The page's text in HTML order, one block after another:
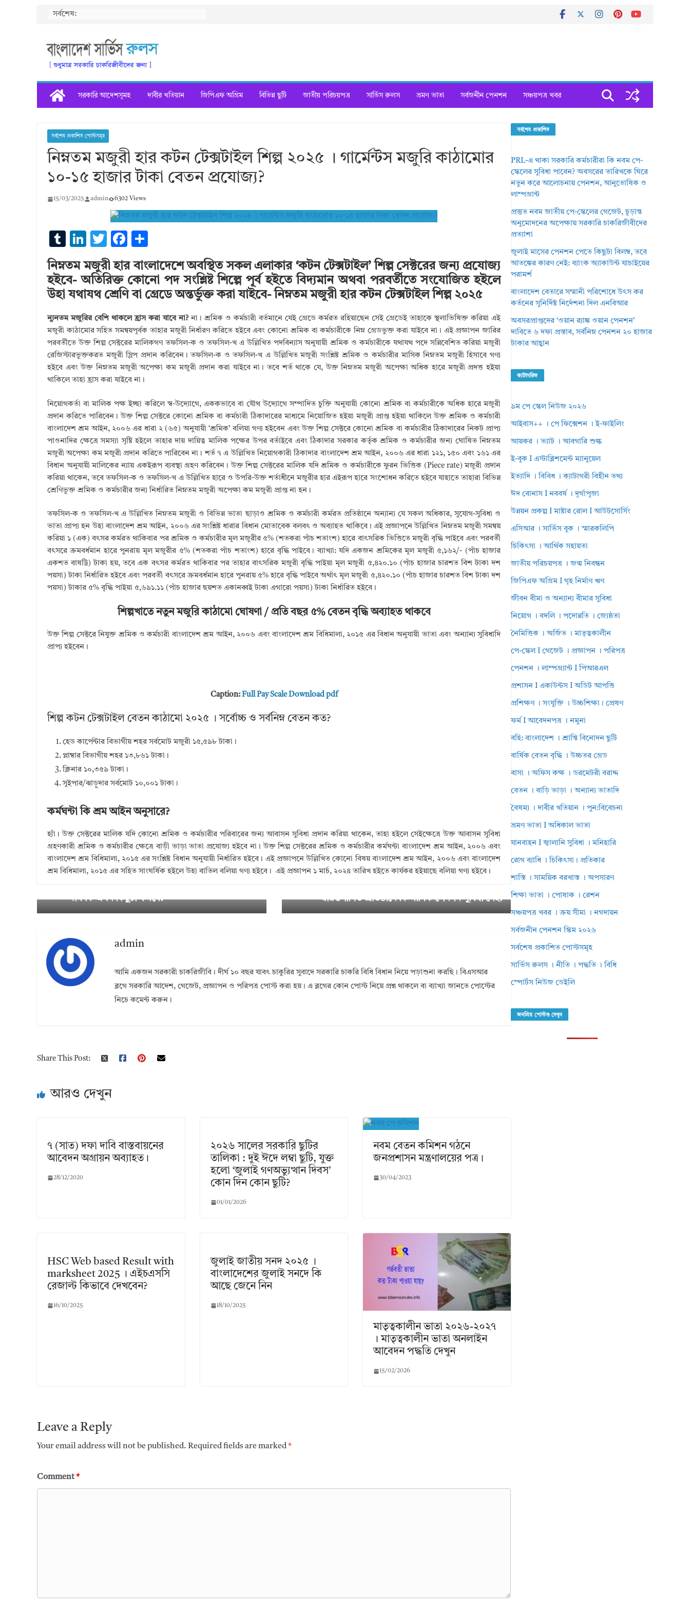
সর্বশেষ:
সরকারি আদেশসূমহ দাবীর খতিয়ান জিপিএফ অগ্রিম বিভিন্ন ছুটি জাতীয় পরিচয়পত্র সার্ভিস রুলস ভ্রমণ ভাতা সর্বজনীন পেনশন সঞ্চয়পত্র খবর
সর্বশেষ প্রকাশিত পোস্টসমূহ
নিম্নতম মজুরী হার কটন টেক্সটাইল শিল্প ২০২৫ । গার্মেন্টস মজুরি কাঠামোর
১০-১৫ হাজার টাকা বেতন প্রযোজ্য?
15/03/2025 admin 6302 Views
T
m
bl
Li
k
e
dI
n
T
w
it
te
r
F
e
b
o
o
k
ar
e
নিম্নতম মজুরী হার বাংলাদেশে অবস্থিত সকল এলাকার ‘কটন টেক্সটাইল’ শিল্প সেক্টরের জন্য প্রযোজ্য
হইবে- অতিরিক্ত কোনো পদ সংশ্লিষ্ট শিল্পে পূর্ব হইতে বিদ্যমান অথবা পরবর্তীতে সংযোজিত হইলে
উহা যথাযথ শ্রেণি বা গ্রেডে অন্তর্ভুক্ত করা যাইবে- নিম্নতম মজুরী হার কটন টেক্সটাইল শিল্প ২০২৫
ন্যূনতম মজুরির বেশি থাকলে হ্রাস করা যাবে না?না। শ্রমিক ও কর্মচারী বর্তমানে যেই গ্রেডে কর্মরত রহিয়াছেন সেই গ্রেডেই তাহাকে স্থলাভিষিক্ত করিয়া এই
মজুরী কাঠামোর সহিত সমন্বয়পূর্বক তাহার মজুরী নির্ধারণ করিতে হইবে এবং কোনো শ্রমিক বা কর্মচারীকে নিম্ন গ্রেডভুক্ত করা যাইবে না। এই প্রজ্ঞাপন জারির
পরবর্তীতে উক্ত শিল্প সেক্টরের মালিকগণ তফসিল-ক ও তফসিল-খ এ উল্লিখিত পদবিন্যাস অনুযায়ী শ্রমিক ও কর্মচারীকে যথাযথ পদে সন্নিবেশিত করিয়া মজুরী
রেজিস্টারভুক্তকরত মজুরী স্লিপ প্রদান করিবেন। তফসিল-ক ও তফসিল-খ এ উল্লিখিত মজুরী সংশ্লিষ্ট শ্রমিক ও কর্মচারীর মাসিক নিম্নতম মজুরী হিসাবে গণ্য
হইবে এবং উক্ত নিম্নতম মজুরী অপেক্ষা কম মজুরী প্রদান করা যাইবে না। তবে শর্ত থাকে যে, উক্ত নিম্নতম মজুরী অপেক্ষা অধিক হারে মজুরী প্রদত্ত হইয়া
থাকিলে তাহা হ্রাস করা যাইবে না।
নিয়োগকর্তা বা মালিক পক্ষ ইচ্ছা করিলে স্ব-উদ্যোগে, এককভাবে বা যৌথ উদ্যোগে সম্পাদিত চুক্তি অনুযায়ী কোনো শ্রমিক বা কর্মচারীকে অধিক হারে মজুরী
প্রদান করিতে পারিবেন। উক্ত শিল্প সেক্টরে কোনো শ্রমিক বা কর্মচারী ঠিকাদারের মাধ্যমে নিয়োজিত হইয়া মজুরী প্রাপ্ত হইয়া থাকিলে উক্ত শ্রমিক ও কর্মচারী
বাংলাদেশ শ্রম আইন, ২০০৬ এর ধারা ২ (৬৫) অনুযায়ী ‘শ্রমিক’ বলিয়া গণ্য হইবেন এবং উক্ত শিল্প সেক্টরে কোনো শ্রমিক বা কর্মচারীর ঠিকাদারের নিকট প্রাপ্য
পাওনাদির ক্ষেত্রে সমস্যা সৃষ্টি হইলে তাহার দায় দায়িত্ব মালিক পক্ষের উপর বর্তাইবে এবং ঠিকাদার সরকার কর্তৃক শ্রমিক ও কর্মচারীর জন্য ঘোষিত নিম্নতম
মজুরী অপেক্ষা কম মজুরী প্রদান করিতে পারিবেন না। শর্ত ৭ এ উল্লিখিত নিয়োগকারী ঠিকাদার বাংলাদেশ শ্রম আইন, ২০০৬ এর ধারা ১২১, ১৫০ এবং ১৬১ এর
বিধান অনুযায়ী মালিকের ন্যায় একইরূপ ব্যবস্থা গ্রহণ করিবেন। উক্ত শিল্প সেক্টরের মালিক যদি শ্রমিক ও কর্মচারীকে ফুরন ভিত্তিক (Piece rate) মজুরী প্রদান
করিয়া থাকেন, তবে তফসিল-ক ও তফসিল-খ এ উল্লিখিত হারে ও উপরি-উক্ত শর্তাধীনে মজুরীর হার এইরূপ হারে সংশোধন করিতে হইবে যাহাতে তাহারা বিভিন্ন
শ্রেণিভুক্ত শ্রমিক ও কর্মচারীর জন্য নির্ধারিত নিম্নতম মজুরী অপেক্ষা কম মজুরী প্রাপ্ত না হন।
তফসিল-ক ও তফসিল-খ এ উল্লিখিত নিম্নতম মজুরী ও বিভিন্ন ভাতা ছাড়াও শ্রমিক ও কর্মচারী কর্মরত প্রতিষ্ঠানে অন্যান্য যে সকল অধিকার, সুযোগ-সুবিধা ও
ভাতা প্রাপ্য হন উহা বাংলাদেশ শ্রম আইন, ২০০৬ এর সংশ্লিষ্ট ধারার বিধান মোতাবেক বলবৎ ও অব্যাহত থাকিবে। এই প্রজ্ঞাপনে উল্লিখিত নিম্নতম মজুরী সমন্বয়
করিয়া ১ (এক) বৎসর কর্মরত থাকিবার পর শ্রমিক ও কর্মচারীর মূল মজুরীর ৫% (শতকরা পাঁচ শতাংশ) হারে বাৎসরিক ভিত্তিতে মজুরী বৃদ্ধি পাইবে এবং পরবর্তী
বৎসরে ক্রমবর্ধমান হারে পুনরায় মূল মজুরীর ৫% (শতকরা পাঁচ শতাংশ) হারে বৃদ্ধি পাইবে। ব্যাখ্যা: যদি একজন শ্রমিকের মূল মজুরী ৫,১৬২/- (পাঁচ হাজার
একশত বাষট্টি) টাকা হয়, তবে এক বৎসর কর্মরত থাকিবার পর তাহার বাৎসরিক মজুরী বৃদ্ধি পাইয়া মূল মজুরী ৫,৪২০.১০ (পাঁচ হাজার চারশত বিশ টাকা দশ
পয়সা) টাকা নির্ধারিত হইবে এবং পরবর্তী বৎসরে ক্রমবর্ধমান হারে পুনরায় ৫% হারে বৃদ্ধি পাইবে অর্থাৎ মূল মজুরী ৫,৪২০.১০ (পাঁচ হাজার চারশত বিশ টাকা দশ
পয়সা) টাকার ৫% বৃদ্ধি পাইয়া ৫,৬৯১.১১ (পাঁচ হাজার ছয়শত একানব্বই টাকা এগারো পয়সা) টাকা নির্ধারিত হইবে।
শিল্পখাতে নতুন মজুরি কাঠামো ঘোষণা / প্রতি বছর ৫% বেতন বৃদ্ধি অব্যাহত থাকবে
উক্ত শিল্প সেক্টরে নিযুক্ত শ্রমিক ও কর্মচারী বাংলাদেশ শ্রম আইন, ২০০৬ এবং বাংলাদেশ শ্রম বিধিমালা, ২০১৫ এর বিধান অনুযায়ী ভাতা এবং অন্যান্য সুবিধাদি
প্রাপ্য হইবেন।
Caption:Full Pay Scale Download pdf
শিল্প কটন টেক্সটাইল বেতন কাঠামো ২০২৫ । সর্বোচ্চ ও সর্বনিম্ন বেতন কত?
হেড কার্পেন্টার বিভাগীয় শহর সর্বমোট মজুরী ১৫,৫৯৮ টাকা।
প্লাম্বার বিভাগীয় শহর ১৩,৮৬১ টাকা।
ক্লিনার ১০,৩৫৯ টাকা।
সুইপার/ঝাড়ুদার সর্বমোট ১০,০০১ টাকা।
কর্মঘন্টা কি শ্রম আইন অনুসারে?
হ্যাঁ। উক্ত সেক্টরের মালিক যদি কোনো শ্রমিক ও কর্মচারীর পরিবারের জন্য আবাসন সুবিধা প্রদান করিয়া থাকেন, তাহা হইলে সেইক্ষেত্রে উক্ত আবাসন সুবিধা
গ্রহণকারী শ্রমিক ও কর্মচারীর ক্ষেত্রে বাড়ী ভাড়া ভাতা প্রযোজ্য হইবে না। উক্ত শিল্প সেক্টরের শ্রমিক ও কর্মচারীর কর্মঘন্টা বাংলাদেশ শ্রম আইন, ২০০৬ এবং
বাংলাদেশ শ্রম বিধিমালা, ২০১৫ এর সংশ্লিষ্ট বিধান অনুযায়ী নির্ধারিত হইবে। এই প্রজ্ঞাপনে উল্লিখিত কোনো বিষয় বাংলাদেশ শ্রম আইন, ২০০৬ এবং বাংলাদেশ
শ্রম বিধিমালা, ২০১৫ এর সহিত সাংঘর্ষিক হইলে উহা বাতিল বলিয়া গণ্য হইবে। এই প্রজ্ঞাপন ১ মার্চ, ২০২৪ তারিখ হইতে কার্যকর হইয়াছে বলিয়া গণ্য হইবে।
দাম কি এখন কিছুটা কমবে?
স্বায়ত্তশাসিত প্রতিষ্ঠানে কি মাসিক পেনশন সুবিধা নেই?
admin
আমি একজন সরকারী চাকরিজীবি। দীর্ঘ ১০ বছর যাবৎ চাকুরির সুবাদে সরকারি চাকরি বিধি বিধান নিয়ে পড়াশুনা করছি। বিএসআর
ব্লগে সরকারি আদেশ, গেজেট, প্রজ্ঞাপন ও পরিপত্র পোস্ট করা হয়। এ ব্লগের কোন পোস্ট নিয়ে প্রশ্ন থাকলে বা ব্যাখ্যা জানতে পোস্টের
নিচে কমেন্ট করুন।
Share This Post:
আরও দেখুন
৭ (সাত) দফা দাবি বাস্তবায়নের
আবেদন অগ্রায়ন অব্যাহত।
28/12/2020
২০২৬ সালের সরকারি ছুটির
তালিকা : দুই ঈদে লম্বা ছুটি, যুক্ত
হলো ‘জুলাই গণঅভ্যুত্থান দিবস’
কোন দিন কোন ছুটি?
01/01/2026
নবম বেতন কমিশন গঠনে
জনপ্রশাসন মন্ত্রণালয়ের পত্র।
30/04/2023
HSC Web based Result with
marksheet 2025 । এইচএসসি
রেজাল্ট কিভাবে দেখবেন?
16/10/2025
জুলাই জাতীয় সনদ ২০২৫ ।
বাংলাদেশের জুলাই সনদে কি
আছে জেনে নিন
18/10/2025
মাতৃত্বকালীন ভাতা ২০২৬-২০২৭
। মাতৃত্বকালীন ভাতা অনলাইন
আবেদন পদ্ধতি দেখুন
15/02/2026
Leave a Reply
Your email address will not be published. Required fields are marked*
Comment*
সর্বশেষ প্রকাশিত
PRL-এ থাকা সরকারি কর্মচারীরা কি নবম পে-
স্কেলের সুবিধা পাবেন? অবসরের তারিখকে ঘিরে
নতুন করে আলোচনায় পেনশন, আনুতোষিক ও
লাম্পগ্রান্ট
প্রস্তুত নবম জাতীয় পে-স্কেলের গেজেট, চূড়ান্ত
অনুমোদনের অপেক্ষায় সরকারি চাকরিজীবীদের
প্রত্যাশা
জুলাই মাসের পেনশন পেতে কিছুটা বিলম্ব, তবে
আতঙ্কের কারণ নেই: ব্যাংক অ্যাকাউন্ট যাচাইয়ের
পরামর্শ
বাংলাদেশ বেতারে সম্মানী পরিশোধে উৎস কর
কর্তনের সুনির্দিষ্ট নির্দেশনা দিল এনবিআর
অবসরপ্রাপ্তদের ‘ওয়ান র‌্যাঙ্ক ওয়ান পেনশন’
দাবিতে ৬ দফা প্রস্তাব, সর্বনিম্ন পেনশন ২০ হাজার
টাকার আহ্বান
ক্যাটাগরিজ
৯ম পে স্কেল নিউজ ২০২৬
আইবাস++ । পে ফিক্সেশন । ই-ফাইলিং
আয়কর । ভ্যাট । আবগারি শুল্ক
ই-বুক I এস্টাব্লিশমেন্ট ম্যানুয়েল
ইত্যাদি । বিবিধ । ক্যাটাগরী বিহীন তথ্য
ঈদ বোনাস I নববর্ষ । দূর্গাপূজা
উন্নয়ন প্রকল্প I মাষ্টার রোল I আউটসোর্সিং
এসিআর । সার্ভিস বুক । স্মারকলিপি
চিকিৎসা । আর্থিক সহায়তা
জাতীয় পরিচয়পত্র । জন্ম নিবন্ধন
জিপিএফ অগ্রিম I গৃহ নির্মাণ ঋণ
জীবন বীমা ও অন্যান্য বীমার সুবিধা
নিয়োগ । বদলি । পদোন্নতি । জ্যেষ্ঠতা
নৈমিত্তিক । অর্জিত । মাতৃত্বকালীন
পে-স্কেল I গেজেট । প্রজ্ঞাপন । পরিপত্র
পেনশন । লাম্পগ্র্যান্ট I পিআরএল
প্রশাসন I একাউন্টস I অডিট আপত্তি
প্রশিক্ষণ । সংযুক্তি । উচ্চশিক্ষা। প্রেষণ
ফর্ম I আবেদনপত্র । নমুনা
বহি: বাংলাদেশ । শ্রান্তি বিনোদন ছুটি
বার্ষিক বেতন বৃদ্ধি । উচ্চতর গ্রেড
বাসা । অফিস কক্ষ । ডরমেটরী বরাদ্দ
বেতন । বাড়ি ভাড়া । অন্যান্য ভাতাদি
বৈষম্য । দাবীর খতিয়ান । পুন:বিবেচনা
ভ্রমণ ভাতা I অধিকাল ভাতা
যানবাহন I জ্বালানি সুবিধা । মনিহারি
রোগ ব্যাধি । চিকিৎসা। প্রতিকার
শাস্তি । সাময়িক বরখাস্ত । অপসারণ
শিক্ষা ভাতা । পোষাক । রেশন
সঞ্চয়পত্র খবর । ক্রয় সীমা । নগদায়ন
সর্বজনীন পেনশন স্কিম ২০২৬
সর্বশেষ প্রকাশিত পোস্টসমূহ
সার্ভিস রুলস । নীতি । পদ্ধতি । বিধি
স্পোর্টস নিউজ ডেইলি
জনপ্রিয় পোস্টগু দেখুন